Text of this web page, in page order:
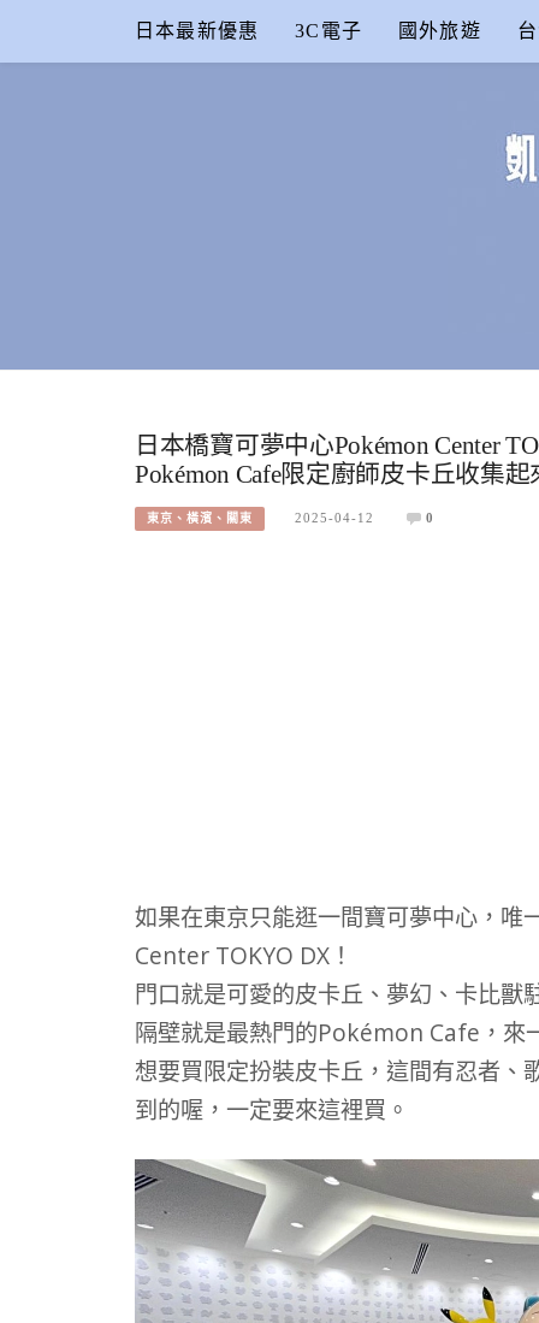
content
日本最新優惠 3C電子 國外旅遊
日本橋寶可夢中心Pokémon Center
Pokémon Cafe限定廚師皮卡丘收集起
東京、橫濱、關東 2025-04-12 0
如果在東京只能逛一間寶可夢中心，
Center TOKYO DX！
門口就是可愛的皮卡丘、夢幻、卡比獸
隔壁就是最熱門的Pokémon Cafe，來
想要買限定扮裝皮卡丘，這間有忍者、
到的喔，一定要來這裡買。